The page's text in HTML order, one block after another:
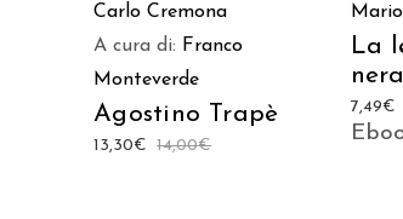
Carlo Cremona
A cura di: Franco
Monteverde
Agostino Trapè
14,00€
13,30€
La
7,49€